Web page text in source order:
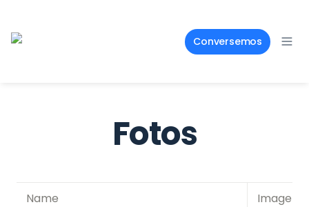
Conversemos
Fotos
Name
Imagen